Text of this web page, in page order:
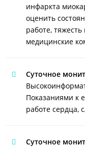
инфаркта
оценить
работе,
медицинские
Суточное
Показаниями к
работе сердца,
Суточное